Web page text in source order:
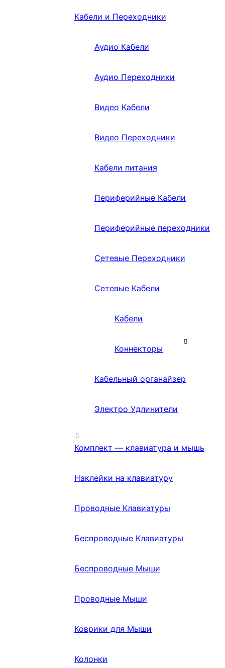
Кабели и Переходники
Аудио Кабели
Аудио Переходники
Видео Кабели
Видео Переходники
Кабели питания
Периферийные Кабели
Периферийные переходники
Сетевые Переходники
Сетевые Кабели
Кабели
Коннекторы
Кабельный органайзер
Электро Удлинители
Комплект — клавиатура и мышь
Наклейки на клавиатуру
Проводные Клавиатуры
Беспроводные Клавиатуры
Беспроводные Мыши
Проводные Мыши
Коврики для Мыши
Колонки